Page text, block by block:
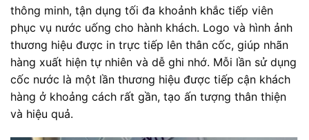
thông minh, tận dụng tối đa khoảnh khắc tiếp viên
phục vụ nước uống cho hành khách. Logo và hình ảnh
thương hiệu được in trực tiếp lên thân cốc, giúp nhãn
hàng xuất hiện tự nhiên và dễ ghi nhớ. Mỗi lần sử dụng
cốc nước là một lần thương hiệu được tiếp cận khách
hàng ở khoảng cách rất gần, tạo ấn tượng thân thiện
và hiệu quả.